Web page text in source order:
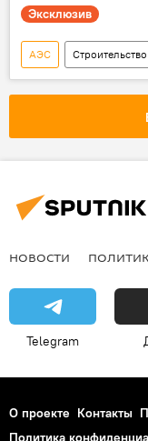
Эксклюзив
АЭС
Росатом
НОВОСТИ
Telegram
О проекте Контакты
Политика